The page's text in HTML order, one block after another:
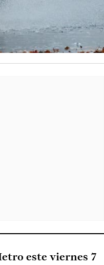
este viernes 7